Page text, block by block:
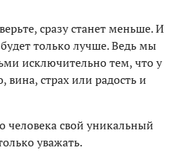
сразу станет меньше. И
только лучше. Ведь мы
исключительно тем, что у
вина, страх или радость и
человека свой уникальный
уважать.